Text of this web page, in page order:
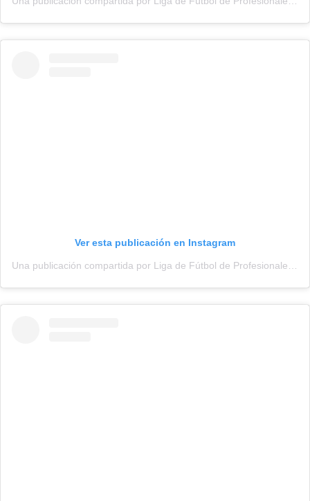
Ver esta publicación en Instagram
Una publicación compartida por Liga de Fútbol de Profesionales (@adepu.oficial)